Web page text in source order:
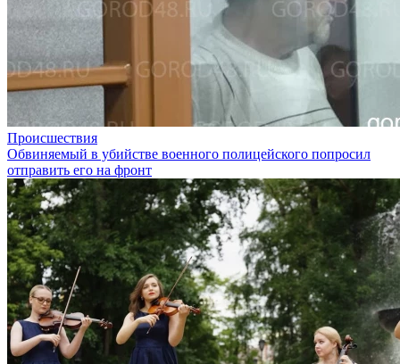
Происшествия
Обвиняемый в убийстве военного полицейского попросил
отправить его на фронт